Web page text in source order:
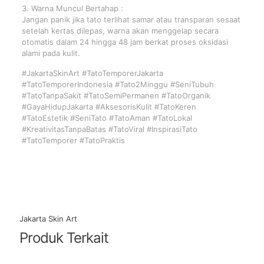
3. Warna Muncul Bertahap :
Jangan panik jika tato terlihat samar atau transparan sesaat
setelah kertas dilepas, warna akan menggelap secara
otomatis dalam 24 hingga 48 jam berkat proses oksidasi
alami pada kulit.
#JakartaSkinArt #TatoTemporerJakarta
#TatoTemporerIndonesia #Tato2Minggu #SeniTubuh
#TatoTanpaSakit #TatoSemiPermanen #TatoOrganik
#GayaHidupJakarta #AksesorisKulit #TatoKeren
#TatoEstetik #SeniTato #TatoAman #TatoLokal
#KreativitasTanpaBatas #TatoViral #InspirasiTato
#TatoTemporer #TatoPraktis
Jakarta Skin Art
Produk Terkait